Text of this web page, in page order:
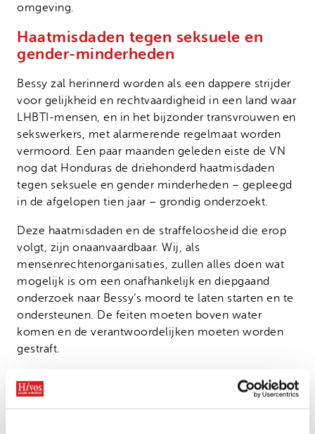
omgeving.
Haatmisdaden tegen seksuele en
gender-minderheden
Bessy zal herinnerd worden als een dappere strijder
voor gelijkheid en rechtvaardigheid in een land waar
LHBTI-mensen, en in het bijzonder transvrouwen en
sekswerkers, met alarmerende regelmaat worden
vermoord. Een paar maanden geleden eiste de VN
nog dat Honduras de driehonderd haatmisdaden
tegen seksuele en gender minderheden – gepleegd
in de afgelopen tien jaar – grondig onderzoekt.
Deze haatmisdaden en de straffeloosheid die erop
volgt, zijn onaanvaardbaar. Wij, als
mensenrechtenorganisaties, zullen alles doen wat
mogelijk is om een onafhankelijk en diepgaand
onderzoek naar Bessy’s moord te laten starten en te
ondersteunen. De feiten moeten boven water
komen en de verantwoordelijken moeten worden
gestraft.
Deze misdaad heeft ons diep geraakt, maar
motiveert ons ook om onze betrokkenheid bij de
LHBTI-gemeenschap te vergroten en